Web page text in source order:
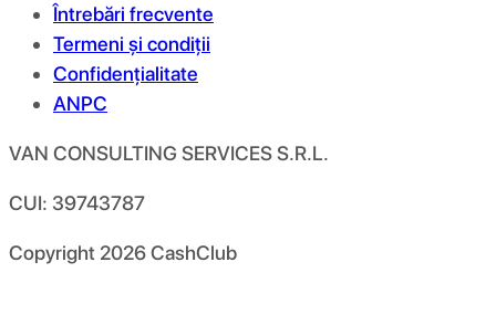
Întrebări frecvente
Termeni și condiții
Confidențialitate
ANPC
VAN CONSULTING SERVICES S.R.L.
CUI: 39743787
Copyright 2026CashClub